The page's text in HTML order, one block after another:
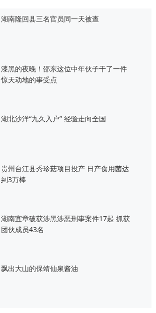
湖南隆回县三名官员同一天被查
漆黑的夜晚！邵东这位中年伙子干了一件
惊天动地的事受点
湖北沙洋“九久入户” 经验走向全国
贵州台江县秀珍菇项目投产 日产食用菌达
到3万棒
湖南宜章破获涉黑涉恶刑事案件17起 抓获
团伙成员43名
飘出大山的保靖仙泉酱油